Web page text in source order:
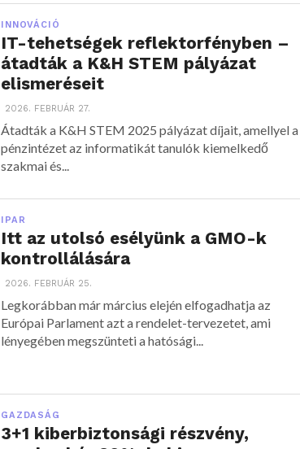
INNOVÁCIÓ
IT-tehetségek reflektorfényben –
átadták a K&H STEM pályázat
elismeréseit
2026. FEBRUÁR 27.
Átadták a K&H STEM 2025 pályázat díjait, amellyel a
pénzintézet az informatikát tanulók kiemelkedő
szakmai és...
IPAR
Itt az utolsó esélyünk a GMO-k
kontrollálására
2026. FEBRUÁR 25.
Legkorábban már március elején elfogadhatja az
Európai Parlament azt a rendelet-tervezetet, ami
lényegében megszünteti a hatósági...
GAZDASÁG
3+1 kiberbiztonsági részvény,